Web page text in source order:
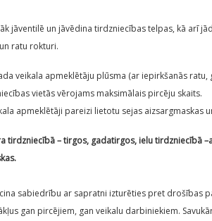
jāventilē un jāvēdina tirdzniecības telpas, kā arī
ratu rokturi.
veikala apmeklētāju plūsma (ar iepirkšanās
vietās vērojams maksimālais pircēju skaits.
apmeklētāji pareizi lietotu sejas aizsargmaskas
tirdzniecībā – tirgos, gadatirgos, ielu tirdzniecībā
sabiedrību ar sapratni izturēties pret drošības
gan pircējiem, gan veikalu darbiniekiem.